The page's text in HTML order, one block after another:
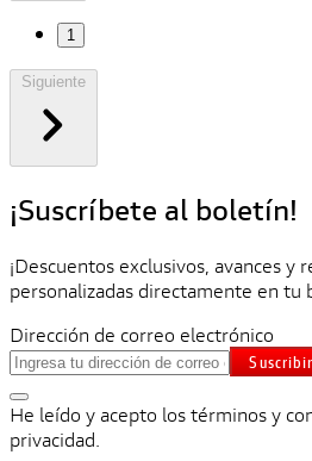
1
¡Suscríbete al boletín!
¡Descuentos exclusivos, avances y
personalizadas directamente en tu
Dirección de correo electrónico
He leído y acepto los términos y
privacidad.